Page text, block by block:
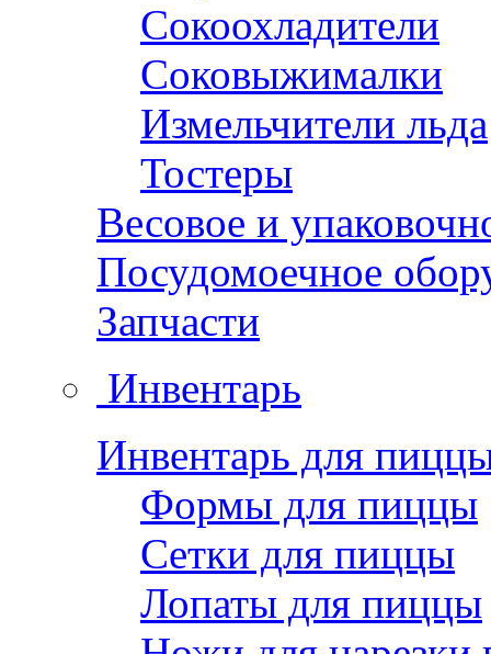
Сокоохладители
Соковыжималки
Измельчители льда
Тостеры
Весовое и
Посудомоечное
Запчасти
Инвентарь
Инвентарь для
Формы для пиццы
Сетки для пиццы
Лопаты для пиццы